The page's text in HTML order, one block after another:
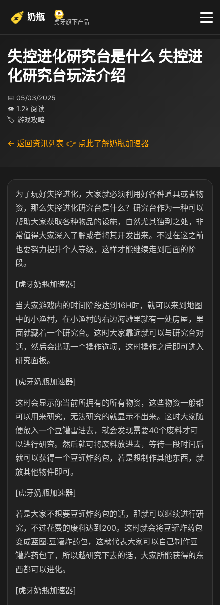
奶瓶 虎牙旗下产品
失控进化研究台是什么 失控进
化研究台玩法介绍
📅 05/03/2025
👁 1.2k 阅读
🏷 游戏攻略
← 返回资讯列表 👉 点此了解奶瓶加速器
为了玩好失控进化，大家就必须利用好各种道具或者物
资，那么失控进化研究台是什么？研究台作为一种可以
帮助大家获取各种物品的设施，自然尤其独到之处，非
常值得大家深入了解或者将其开发出来。不过在这之前
也要努力提升个人等级，这样才能继续走到后面的阶
段。
[虎牙奶瓶加速器]
当大家游戏内的时间阶段达到16H时，就可以来到地图
中的小渔村，在小渔村的右边海滩里就有一处房屋，里
面就藏着一个研究台。这时大家靠近就可以与研究台对
话，然后会出现一个操作选项，这时操作之后即可进入
研究面板。
[虎牙奶瓶加速器]
这时会显示你当前所拥有的所有物资，这些物资一般都
可以用来研究，无法研究的就显示不出来。这时大家随
便放入一个豆罐雷进去，就会发现需要40个废料才可
以进行研究。然后就可将废料放进去，等待一段时间后
就可以获得一个豆罐炸药包，若是想制作其他东西，就
放其他物件即可。
[虎牙奶瓶加速器]
若是大家不想要豆罐炸药包的话，那就可以继续进行研
究，不过花费的废料达到200。这时就会将豆罐炸药包
变成蓝图:豆罐炸药包，这就代表大家可以自己制作豆
罐炸药包了，所以越研究下去的话，大家所能获得的东
西都可以进化。
[虎牙奶瓶加速器]